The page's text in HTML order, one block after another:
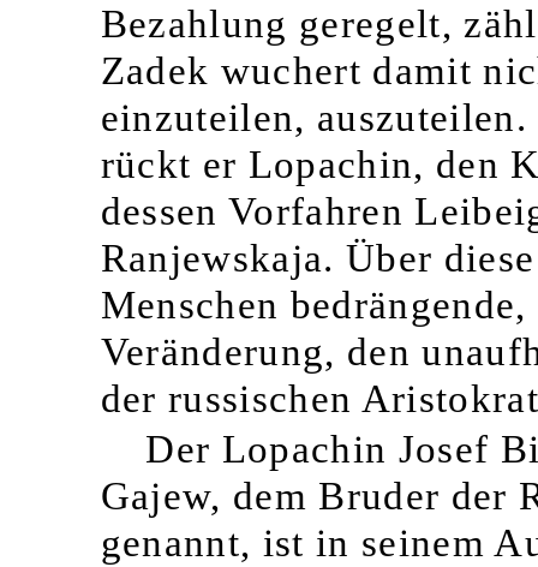
Bezahlung geregelt,
Zadek wuchert damit
einzuteilen,
rückt er Lopachin, den
dessen Vorfahren
Ranjewskaja. Über
Menschen
Veränderung, den
der russischen
Der Lopachin Josef
Gajew, dem Bruder der
genannt, ist in seinem